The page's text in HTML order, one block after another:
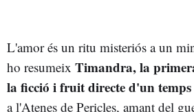
L'amor és un ritu misteriós a un
ho resumeix Timandra, la
la ficció i fruit directe d'un
a l'Atenes de Pericles, amant del